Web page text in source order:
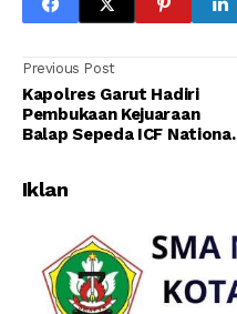
Previous Post
Kapolres Garut Hadiri
Pembukaan Kejuaraan
Balap Sepeda ICF National
Iklan